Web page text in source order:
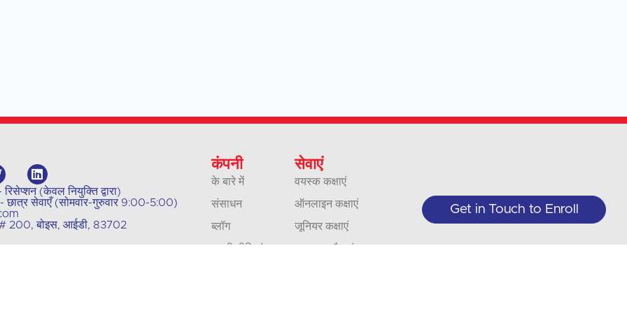
(केवल नियुक्ति द्वारा)
सेवाएँ (सोमवार-गुरुवार 9:00-5:00)
200, बोइस, आईडी, 83702
कंपनी
के बारे में
संसाधन
ब्लॉग
सेवाएं
वयस्क कक्षाएं
ऑनलाइन कक्षाएं
जूनियर कक्षाएं
Get in Touch to Enroll